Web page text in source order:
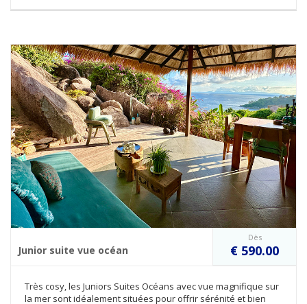
Junior suite vue océan
Dès
€ 590.00
Très cosy, les Juniors Suites Océans avec vue magnifique sur
la mer sont idéalement situées pour offrir sérénité et bien